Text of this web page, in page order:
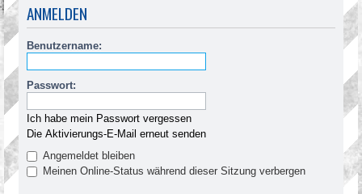
ANMELDEN
Benutzername:
Passwort:
Ich habe mein Passwort vergessen
Die Aktivierungs-E-Mail erneut senden
Angemeldet bleiben
Meinen Online-Status während dieser Sitzung verbergen